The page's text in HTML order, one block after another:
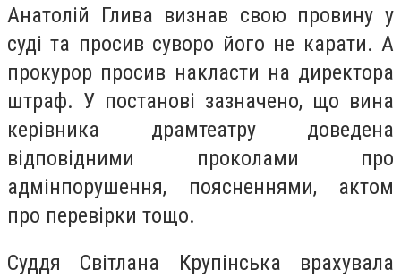
Анатолій Глива визнав свою провину у
суді та просив суворо його не карати. А
прокурор просив накласти на директора
штраф. У постанові зазначено, що вина
керівника драмтеатру доведена
відповідними проколами про
адмінпорушення, поясненнями, актом
про перевірки тощо.
Суддя Світлана Крупінська врахувала